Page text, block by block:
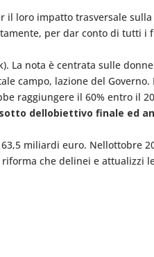
il loro impatto trasversale
per dar conto di tutti
La nota è centrata sulle
campo, lazione del
raggiungere il 60% entro il
dellobiettivo finale ed
miliardi euro. Nellottobre
che delinei e attualizzi